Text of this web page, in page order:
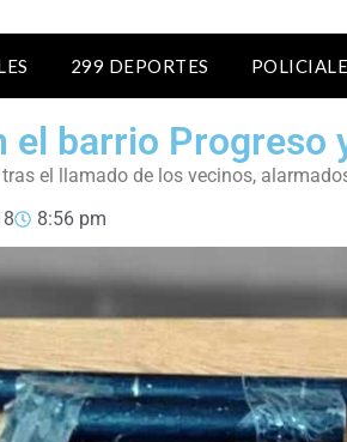
299 DEPORTES
el barrio Progreso
el llamado de los vecinos,
8:56 pm